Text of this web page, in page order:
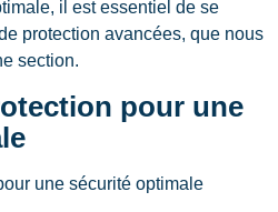
il est essentiel de se
protection avancées, que nous
section.
pour une